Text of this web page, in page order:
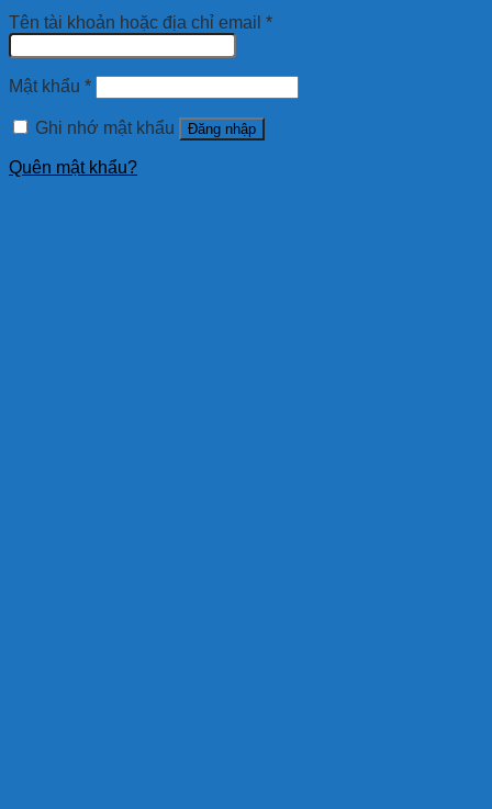
Tên tài khoản hoặc địa chỉ email *
Mật khẩu *
Ghi nhớ mật khẩu Đăng nhập
Quên mật khẩu?